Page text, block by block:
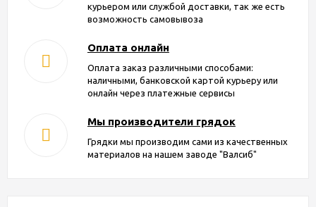
курьером или службой доставки, так же есть
возможность самовывоза
Оплата онлайн
Оплата заказ различными способами:
наличными, банковской картой курьеру или
онлайн через платежные сервисы
Мы производители грядок
Грядки мы производим сами из качественных
материалов на нашем заводе "Валсиб"